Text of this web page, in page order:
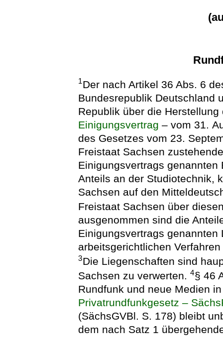
1Der nach Artikel 36 Abs. 6
Bundesrepublik Deutschland
Republik über die
Einigungsvertrag – vom 31.
des Gesetzes vom 23.
Freistaat Sachsen
Einigungsvertrags
Anteils an der Studiotechnik,
Sachsen auf den
Freistaat Sachsen über
ausgenommen sind die
Einigungsvertrags
arbeitsgerichtlichen
3Die Liegenschaften sind
Sachsen zu verwerten.4§ 46
Rundfunk und neue Medien
Privatrundfunkgesetz –
(SächsGVBl. S. 178) bleibt
dem nach Satz 1